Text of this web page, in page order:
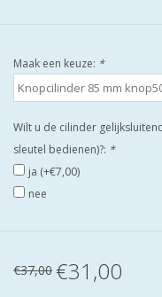
DEURSCHILDEN VOOR
BUITEN
waakborden
Maak een keuze: *
Wilt u de cilinder
sleutel bedienen)?: *
ja (+€7,00)
nee
€37,00 €31,00